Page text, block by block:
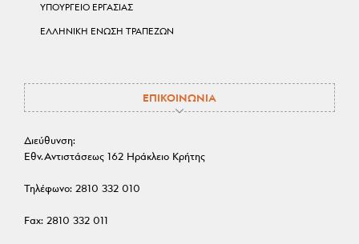
ΥΠΟΥΡΓΕΙΟ ΕΡΓΑΣΙΑΣ
ΕΛΛΗΝΙΚΗ ΕΝΩΣΗ ΤΡΑΠΕΖΩΝ
ΕΠΙΚΟΙΝΩΝΙΑ
Διεύθυνση:
Εθν.Αντιστάσεως 162 Ηράκλειο Κρήτης
Τηλέφωνο: 2810 332 010
Fax: 2810 332 011